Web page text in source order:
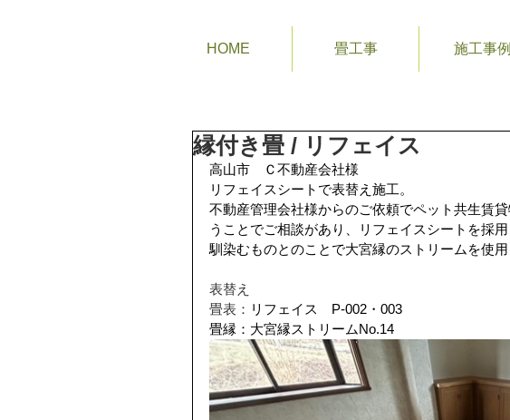
HOME 畳工事 施工事例
縁付き畳 / リフェイス
高山市　Ｃ不動産会社様
リフェイスシートで表替え施工。
不動産管理会社様からのご依頼でペット共生賃
うことでご相談があり、リフェイスシートを採
馴染むものとのことで大宮縁のストリームを使用
表替え
畳表： リフェイス　P-002・003
畳縁：大宮縁ストリームNo.14